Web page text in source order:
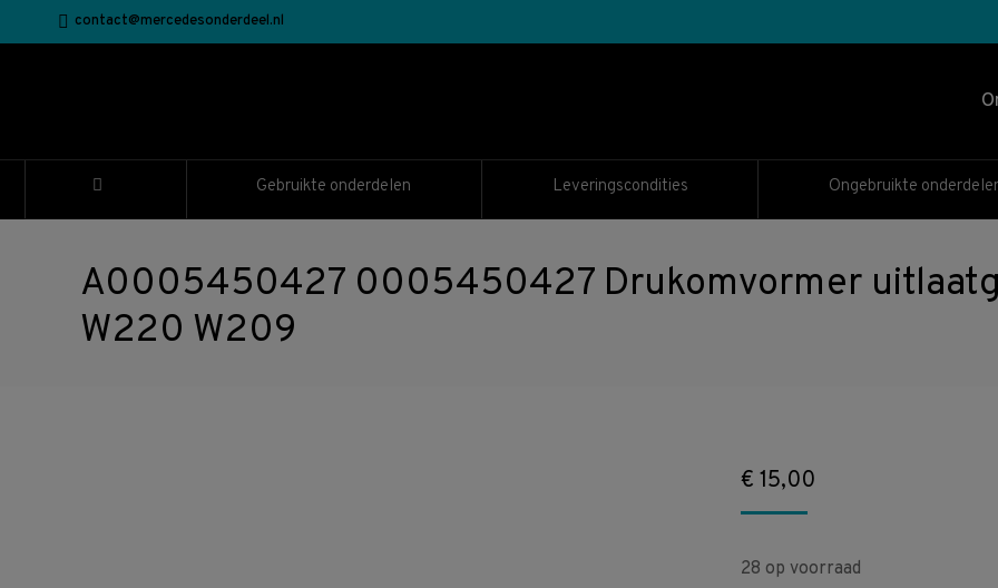
contact@mercedesonderdeel.nl
Gebruikte onderdelen Leveringscondities Ongebruikte
A0005450427 0005450427 Drukomvormer
W220 W209
€ 15,00
28 op voorraad